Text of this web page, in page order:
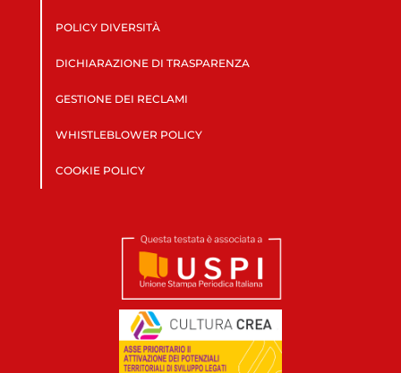
POLICY DIVERSITÀ
DICHIARAZIONE DI TRASPARENZA
GESTIONE DEI RECLAMI
WHISTLEBLOWER POLICY
COOKIE POLICY